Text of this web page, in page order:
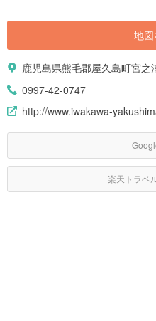
地図
鹿児島県熊毛郡屋久島町宮之
0997-42-0747
http://www.iwakawa-
楽天トラベ